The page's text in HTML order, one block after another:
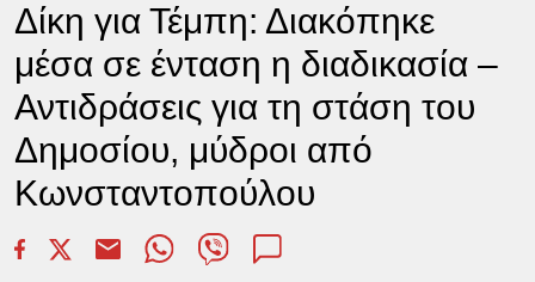
Δίκη για Τέμπη: Διακόπηκε
μέσα σε ένταση η διαδικασία –
Αντιδράσεις για τη στάση του
Δημοσίου, μύδροι από
Κωνσταντοπούλου